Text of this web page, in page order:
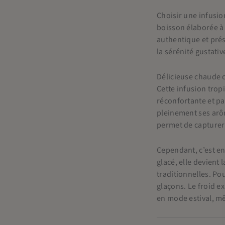
Choisir une
boisson élaborée
authentique et
la sérénité
Délicieuse chaude
Cette infusion
réconfortante et
pleinement ses
permet de
Cependant, c’est
glacé, elle devient
traditionnelles.
glaçons. Le froid
en mode estival,